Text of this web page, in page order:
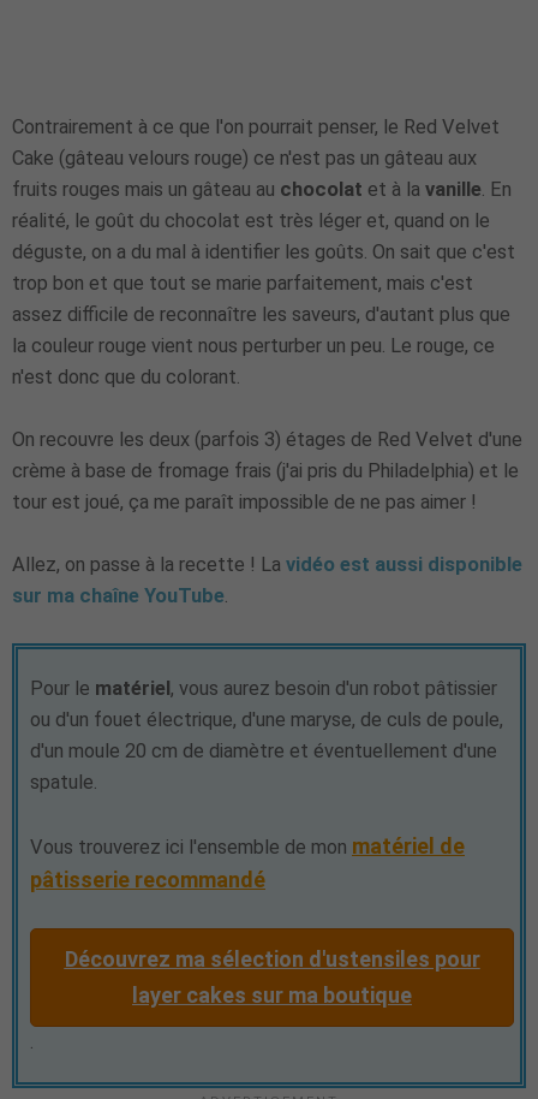
Contrairement à ce que l'on pourrait penser, le Red Velvet
Cake (gâteau velours rouge) ce n'est pas un gâteau aux
fruits rouges mais un gâteau au chocolat et à la vanille . En
réalité, le goût du chocolat est très léger et, quand on le
déguste, on a du mal à identifier les goûts. On sait que c'est
trop bon et que tout se marie parfaitement, mais c'est
assez difficile de reconnaître les saveurs, d'autant plus que
la couleur rouge vient nous perturber un peu. Le rouge, ce
n'est donc que du colorant.
On recouvre les deux (parfois 3) étages de Red Velvet d'une
crème à base de fromage frais (j'ai pris du Philadelphia) et le
tour est joué, ça me paraît impossible de ne pas aimer !
Allez, on passe à la recette ! La vidéo est aussi disponible
sur ma chaîne YouTube
Pour le matériel, vous aurez besoin d'un robot pâtissier
ou d'un fouet électrique, d'une maryse, de culs de poule,
d'un moule 20 cm de diamètre et éventuellement d'une
spatule.
Vous trouverez ici l'ensemble de mon matériel de
pâtisserie recommandé
Découvrez ma sélection d'ustensiles pour
layer cakes sur ma boutique